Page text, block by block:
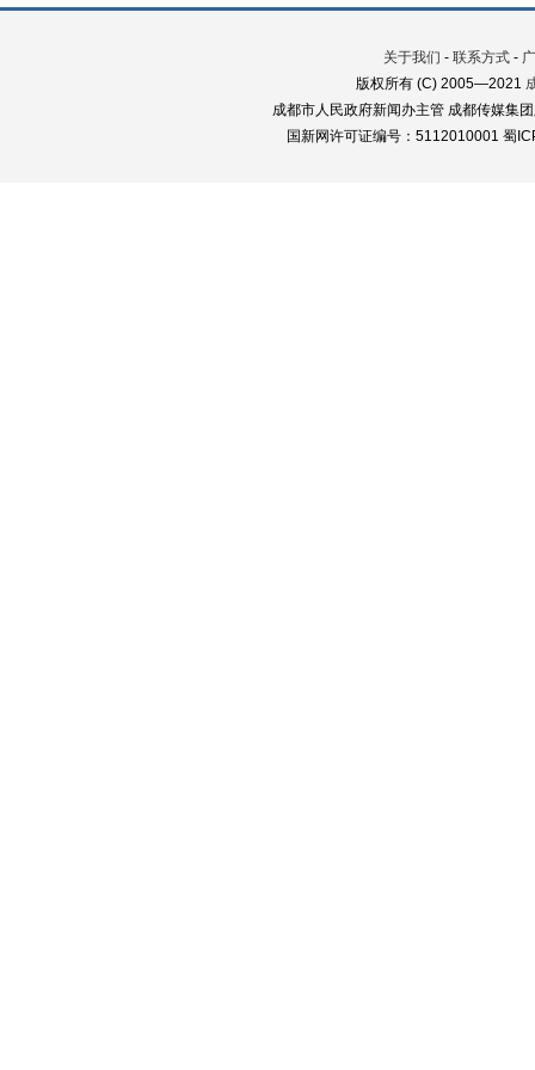
关于我们 - 联系方式 -
版权所有 (C) 2005—2021
成都市人民政府新闻办主管 成都传媒集
国新网许可证编号：5112010001 蜀